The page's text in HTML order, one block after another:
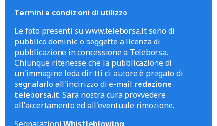
Termini e condizioni di utilizzo
Le foto presenti su www.teleborsa.it sono di
pubblico dominio o soggette a licenza di
pubblicazione in concessione a Teleborsa.
Chiunque ritenesse che la pubblicazione di
un'immagine leda diritti di autore è pregato di
segnalarlo all'indirizzo di e-mail redazione
teleborsa.it. Sarà nostra cura provvedere
all'accertamento ed all'eventuale rimozione.
Segnalazioni Whistleblowing.